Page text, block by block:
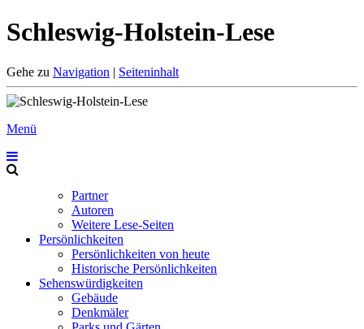
Schleswig-Holstein-Lese
Gehe zu Navigation | Seiteninhalt
Menü
Partner
Autoren
Weitere Lese-Seiten
Persönlichkeiten
Persönlichkeiten von heute
Historische Persönlichkeiten
Sehenswürdigkeiten
Gebäude
Denkmäler